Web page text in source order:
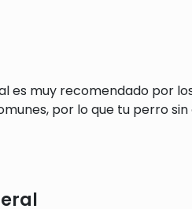
es muy recomendado por
por lo que tu perro